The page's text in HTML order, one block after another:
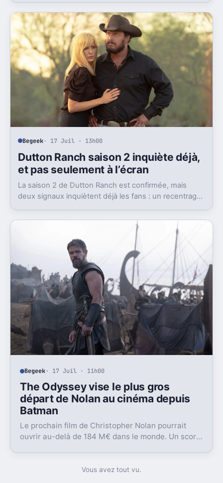
Begeek· 17 Juil · 13h00
Dutton Ranch saison 2 inquiète déjà,
et pas seulement à l’écran
La saison 2 de Dutton Ranch est confirmée, mais
deux signaux inquiètent déjà les fans : un recentrage
Begeek· 17 Juil · 11h00
The Odyssey vise le plus gros
départ de Nolan au cinéma depuis
Batman
Le prochain film de Christopher Nolan pourrait
ouvrir au-delà de 184 M€ dans le monde. Un score